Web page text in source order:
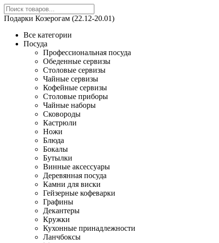
Подарки Козерогам (22.12-20.01)
Все категории
Посуда
Профессиональная посуда
Обеденные сервизы
Столовые сервизы
Чайные сервизы
Кофейные сервизы
Столовые приборы
Чайные наборы
Сковороды
Кастрюли
Ножи
Блюда
Бокалы
Бутылки
Винные аксессуары
Деревянная посуда
Камни для виски
Гейзерные кофеварки
Графины
Декантеры
Кружки
Кухонные принадлежности
Ланчбоксы